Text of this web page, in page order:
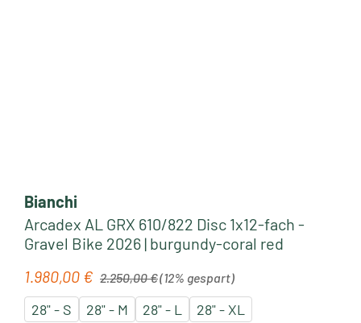
Bianchi
Arcadex AL GRX 610/822 Disc 1x12-fach -
Gravel Bike 2026 | burgundy-coral red
Verkaufspreis:
1.980,00 € Regulärer Preis:
2.250,00 €(12% gespart)
28" - S 28" - M 28" - L 28" - XL